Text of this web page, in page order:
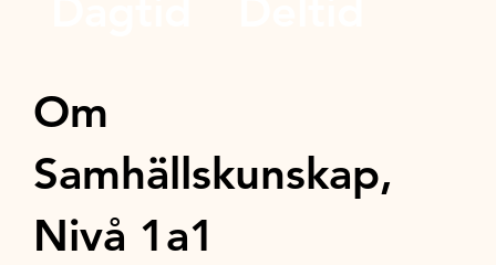
Om
Samhällskunskap,
Nivå 1a1